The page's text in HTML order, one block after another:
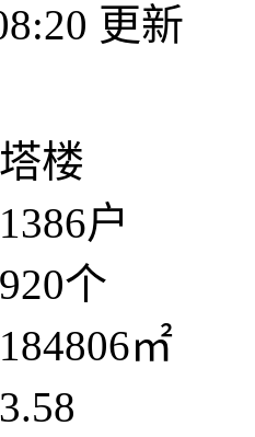
更新
塔楼
1386户
920个
184806㎡
3.58